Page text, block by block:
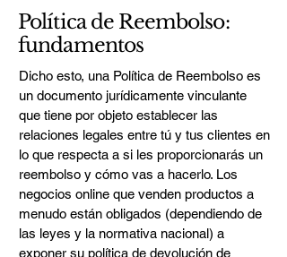
Política de Reembolso:
fundamentos
Dicho esto, una Política de Reembolso es
un documento jurídicamente vinculante
que tiene por objeto establecer las
relaciones legales entre tú y tus clientes en
lo que respecta a si les proporcionarás un
reembolso y cómo vas a hacerlo. Los
negocios online que venden productos a
menudo están obligados (dependiendo de
las leyes y la normativa nacional) a
exponer su política de devolución de